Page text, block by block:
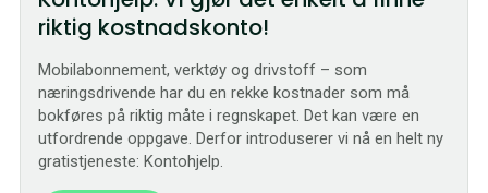
riktig kostnadskonto!
Mobilabonnement, verktøy og drivstoff – som
næringsdrivende har du en rekke kostnader som må
bokføres på riktig måte i regnskapet. Det kan være en
utfordrende oppgave. Derfor introduserer vi nå en helt ny
gratistjeneste: Kontohjelp.